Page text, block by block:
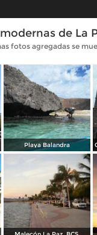
de La
fotos agregadas se
Playa Balandra